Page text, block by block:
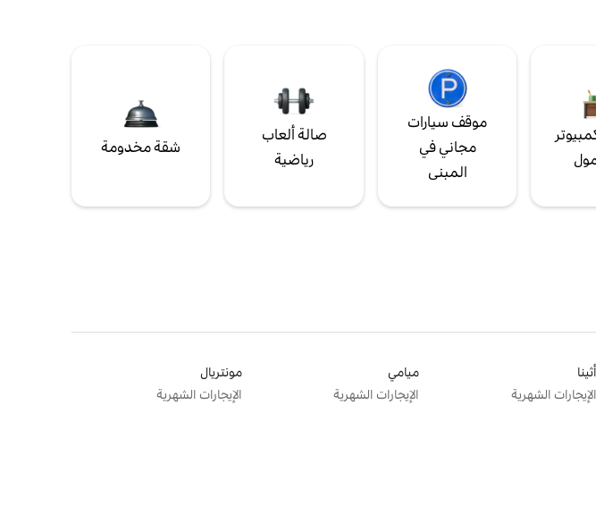
موقف سيارات
مجاني في
المبنى
صالة ألعاب
رياضية
شقة مخدومة
أثينا
الإيجارات الشهرية
ميامي
الإيجارات الشهرية
مونتريال
الإيجارات الشهرية